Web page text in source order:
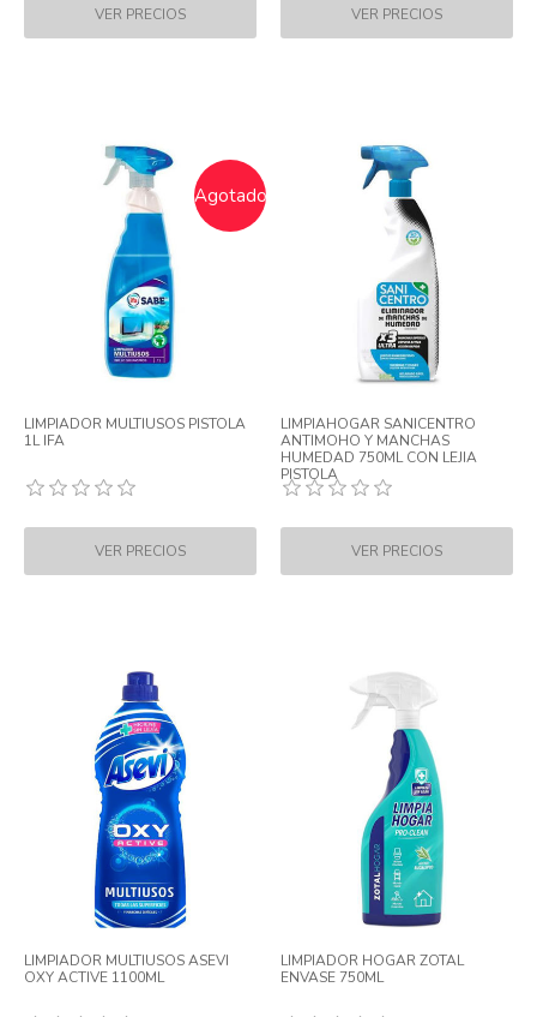
Agotado
LIMPIADOR MULTIUSOS PISTOLA
1L IFA
LIMPIAHOGAR SANICENTRO
ANTIMOHO Y MANCHAS
HUMEDAD 750ML CON LEJIA
PISTOLA
LIMPIADOR MULTIUSOS ASEVI
OXY ACTIVE 1100ML
LIMPIADOR HOGAR ZOTAL
ENVASE 750ML